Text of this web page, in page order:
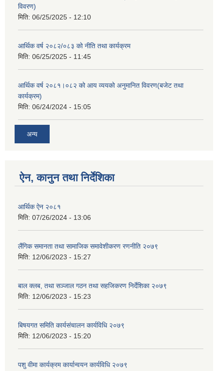
विवरण)
मिति: 06/25/2025 - 12:10
आर्थिक वर्ष २०८२/०८३ को नीति तथा कार्यक्रम
मिति: 06/25/2025 - 11:45
आर्थिक वर्ष २०८१।०८२ को आय व्ययको अनुमानित विवरण(बजेट तथा
कार्यक्रम)
मिति: 06/24/2024 - 15:05
अन्य
ऐन, कानुन तथा निर्देशिका
आर्थिक ऐन २०८१
मिति: 07/26/2024 - 13:06
लैंगिक समानता तथा सामाजिक समावेशीकरण रणनीति २०७९
मिति: 12/06/2023 - 15:27
बाल क्लब, तथा सञ्जाल गठन तथा सहजिकरण निर्देशिका २०७९
मिति: 12/06/2023 - 15:23
बिषयगत समिति कार्यसंचालन कार्यविधि २०७९
मिति: 12/06/2023 - 15:20
पशु वीमा कार्यक्रम कार्यान्वयन कार्यविधि २०७९